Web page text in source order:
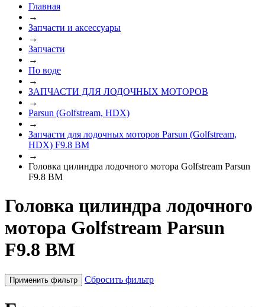
Главная
→
Запчасти и аксессуары
→
Запчасти
→
По воде
→
ЗАПЧАСТИ ДЛЯ ЛОДОЧНЫХ МОТОРОВ
→
Parsun (Golfstream, HDX)
→
Запчасти для лодочных моторов Parsun (Golfstream,
HDX) F9.8 BM
→
Головка цилиндра лодочного мотора Golfstream Parsun
F9.8 BM
Головка цилиндра лодочного
мотора Golfstream Parsun
F9.8 BM
Применить фильтр Сбросить фильтр